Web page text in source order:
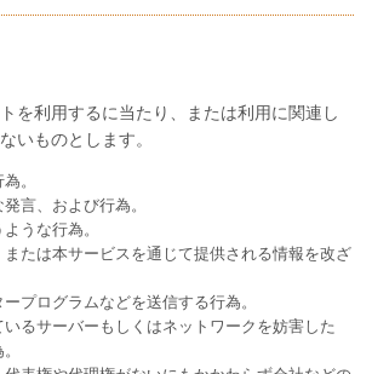
を利用するに当たり、または利用に関連し
いものとします。
。
言、および行為。
うな行為。
たは本サービスを通じて提供される情報を改ざ
プログラムなどを送信する行為。
るサーバーもしくはネットワークを妨害した